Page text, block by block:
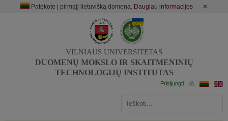
Patekote į pirmąjį lietuvišką domeną. Daugiau informacijos ✕
VILNIAUS UNIVERSITETAS
DUOMENŲ MOKSLO IR SKAITMENINIŲ
TECHNOLOGIJŲ INSTITUTAS